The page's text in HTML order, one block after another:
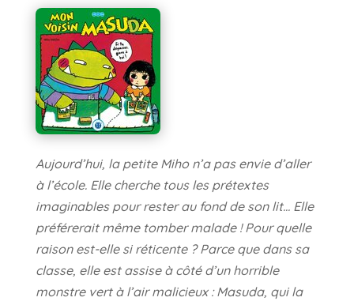
Aujourd’hui, la petite Miho n’a pas envie d’aller
à l’école. Elle cherche tous les prétextes
imaginables pour rester au fond de son lit… Elle
préférerait même tomber malade ! Pour quelle
raison est-elle si réticente ? Parce que dans sa
classe, elle est assise à côté d’un horrible
monstre vert à l’air malicieux : Masuda, qui la